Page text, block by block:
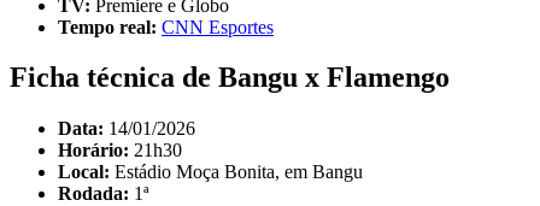
TV: Premiere e Globo
Tempo real: CNN Esportes
Ficha técnica de Bangu x Flamengo
Data: 14/01/2026
Horário: 21h30
Local: Estádio Moça Bonita, em Bangu
Rodada: 1ª